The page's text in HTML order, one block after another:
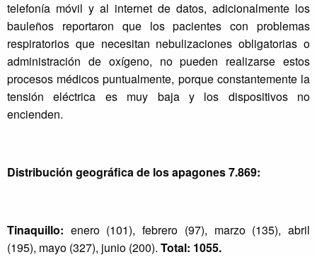
telefonía móvil y al internet de datos, adicionalmente los
bauleños reportaron que los pacientes con problemas
respiratorios que necesitan nebulizaciones obligatorias o
administración de oxígeno, no pueden realizarse estos
procesos médicos puntualmente, porque constantemente la
tensión eléctrica es muy baja y los dispositivos no
encienden.
Distribución geográfica de los apagones 7.869:
Tinaquillo: enero (101), febrero (97), marzo (135), abril
(195), mayo (327), junio (200). Total: 1055.